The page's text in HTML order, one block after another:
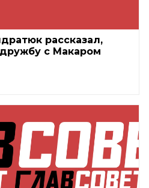
рассказал,
с Макаром